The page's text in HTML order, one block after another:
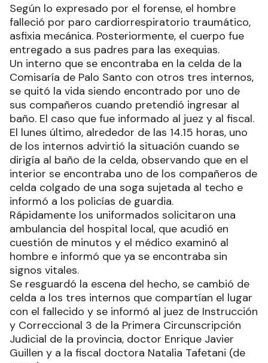
Según lo expresado por el forense, el hombre
falleció por paro cardiorrespiratorio traumático,
asfixia mecánica. Posteriormente, el cuerpo fue
entregado a sus padres para las exequias.
Un interno que se encontraba en la celda de la
Comisaría de Palo Santo con otros tres internos,
se quitó la vida siendo encontrado por uno de
sus compañeros cuando pretendió ingresar al
baño. El caso que fue informado al juez y al fiscal.
El lunes último, alrededor de las 14.15 horas, uno
de los internos advirtió la situación cuando se
dirigía al baño de la celda, observando que en el
interior se encontraba uno de los compañeros de
celda colgado de una soga sujetada al techo e
informó a los policías de guardia.
Rápidamente los uniformados solicitaron una
ambulancia del hospital local, que acudió en
cuestión de minutos y el médico examinó al
hombre e informó que ya se encontraba sin
signos vitales.
Se resguardó la escena del hecho, se cambió de
celda a los tres internos que compartían el lugar
con el fallecido y se informó al juez de Instrucción
y Correccional 3 de la Primera Circunscripción
Judicial de la provincia, doctor Enrique Javier
Guillen y a la fiscal doctora Natalia Tafetani (de